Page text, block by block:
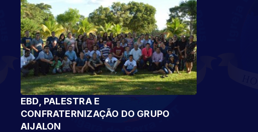
EBD, PALESTRA E
CONFRATERNIZAÇÃO DO GRUPO
AIJALON